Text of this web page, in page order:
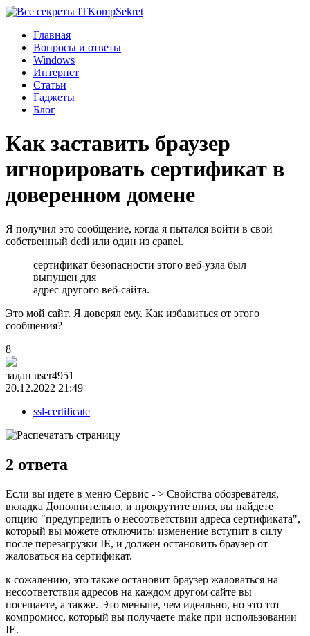
KompSekret
Главная
Вопросы и ответы
Windows
Интернет
Статьи
Гаджеты
Блог
Как заставить браузер
игнорировать сертификат в
доверенном домене
Я получил это сообщение, когда я пытался войти в свой
собственный dedi или один из cpanel.
сертификат безопасности этого веб-узла был
выпущен для
адрес другого веб-сайта.
Это мой сайт. Я доверял ему. Как избавиться от этого
сообщения?
8
задан user4951
20.12.2022 21:49
ssl-certificate
2 ответа
Если вы идете в меню Сервис - > Свойства обозревателя,
вкладка Дополнительно, и прокрутите вниз, вы найдете
опцию "предупредить о несоответствии адреса сертификата",
который вы можете отключить; изменение вступит в силу
после перезагрузки IE, и должен остановить браузер от
жаловаться на сертификат.
к сожалению, это также остановит браузер жаловаться на
несоответствия адресов на каждом другом сайте вы
посещаете, а также. Это меньше, чем идеально, но это тот
компромисс, который вы получаете make при использовании
IE.